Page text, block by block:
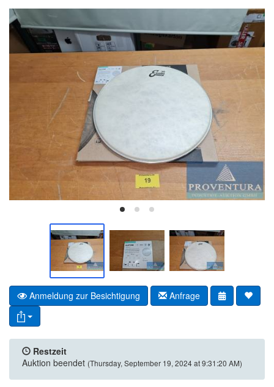
Anmeldung zur Besichtigung Anfrage
Restzeit
Auktion beendet (Thursday, September 19, 2024 at 9:31:20 AM)